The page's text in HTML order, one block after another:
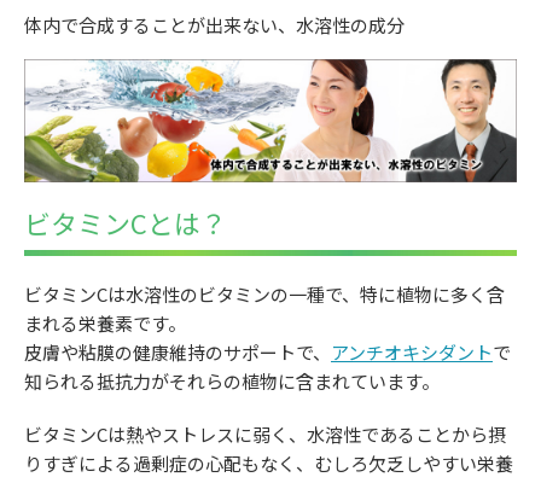
体内で合成することが出来ない、水溶性の成分
ビタミンCとは？
ビタミンCは水溶性のビタミンの一種で、特に植物に多く含
まれる栄養素です。
皮膚や粘膜の健康維持のサポートで、 アンチオキシダントで
知られる抵抗力がそれらの植物に含まれています。
ビタミンCは熱やストレスに弱く、水溶性であることから摂
りすぎによる過剰症の心配もなく、むしろ欠乏しやすい栄養